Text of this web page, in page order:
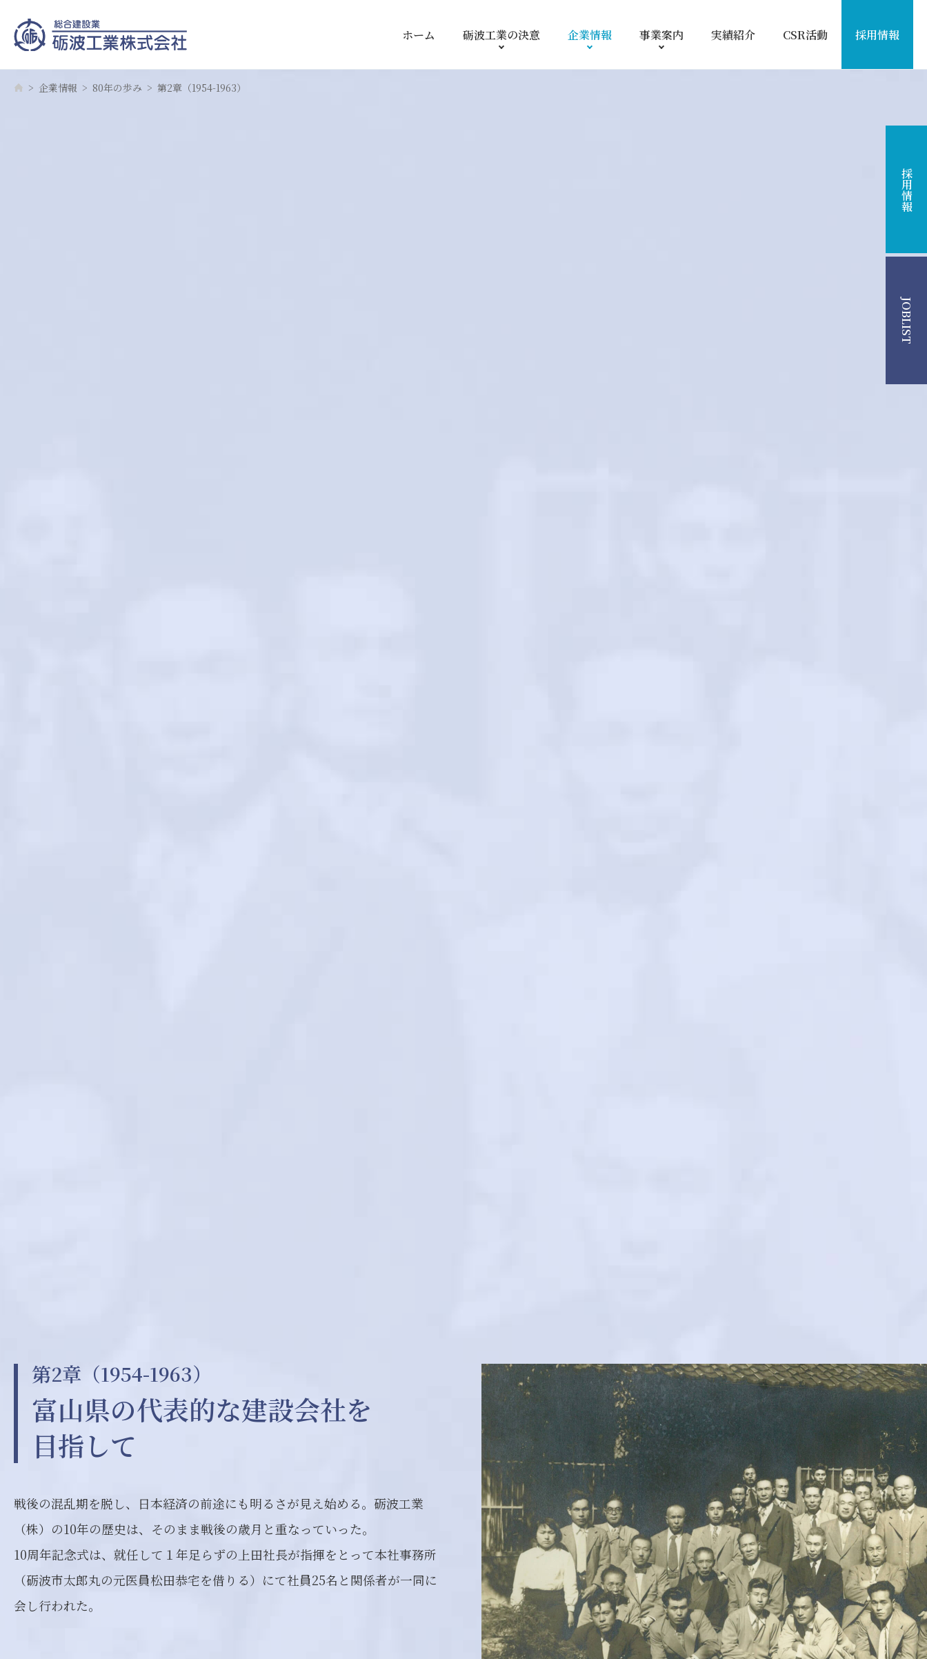
ホーム 砺波工業の決意 企業情報 事業案内 実績紹介 CSR活動 採用情報
採用情報
JOBLIST
企業情報 80年の歩み 第2章（1954-1963）
第2章（1954-1963）
富山県の代表的な建設会社を
目指して
戦後の混乱期を脱し、日本経済の前途にも明るさが見え始める。砺波工業
（株）の10年の歴史は、そのまま戦後の歳月と重なっていった。
10周年記念式は、就任して１年足らずの上田社長が指揮をとって本社事務所
（砺波市太郎丸の元医員松田恭宅を借りる）にて社員25名と関係者が一同に
会し行われた。